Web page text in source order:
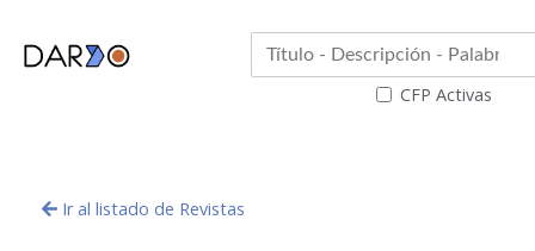
CFP Activas
Ir al listado de Revistas